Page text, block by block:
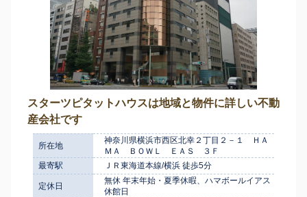
スターツピタットハウスは地域と物件に詳しい不動
産会社です
所在地
神奈川県横浜市西区北幸２丁目２－１ ＨＡ
ＭＡ ＢＯＷＬ ＥＡＳ ３Ｆ
最寄駅
ＪＲ東海道本線/横浜 徒歩5分
定休日
無休 年末年始・夏季休暇、ハマボールイアス
休館日